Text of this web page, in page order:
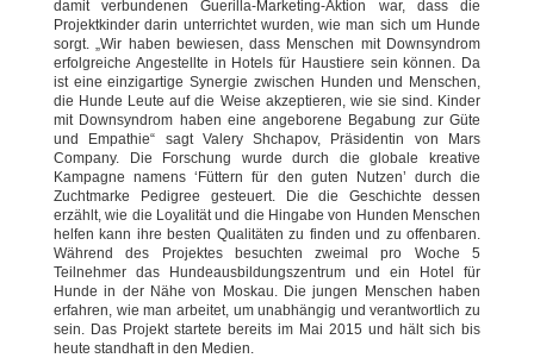
damit verbundenen Guerilla-Marketing-Aktion war, dass die
Projektkinder darin unterrichtet wurden, wie man sich um Hunde
sorgt. „Wir haben bewiesen, dass Menschen mit Downsyndrom
erfolgreiche Angestellte in Hotels für Haustiere sein können. Da
ist eine einzigartige Synergie zwischen Hunden und Menschen,
die Hunde Leute auf die Weise akzeptieren, wie sie sind. Kinder
mit Downsyndrom haben eine angeborene Begabung zur Güte
und Empathie“ sagt Valery Shchapov, Präsidentin von Mars
Company. Die Forschung wurde durch die globale kreative
Kampagne namens ‘Füttern für den guten Nutzen’ durch die
Zuchtmarke Pedigree gesteuert. Die die Geschichte dessen
erzählt, wie die Loyalität und die Hingabe von Hunden Menschen
helfen kann ihre besten Qualitäten zu finden und zu offenbaren.
Während des Projektes besuchten zweimal pro Woche 5
Teilnehmer das Hundeausbildungszentrum und ein Hotel für
Hunde in der Nähe von Moskau. Die jungen Menschen haben
erfahren, wie man arbeitet, um unabhängig und verantwortlich zu
sein. Das Projekt startete bereits im Mai 2015 und hält sich bis
heute standhaft in den Medien.